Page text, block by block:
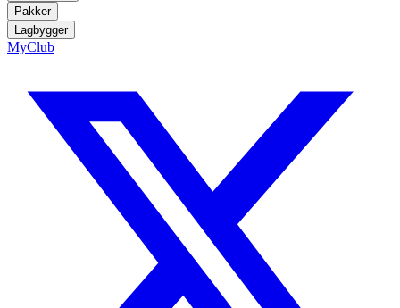
Pakker
Lagbygger
MyClub